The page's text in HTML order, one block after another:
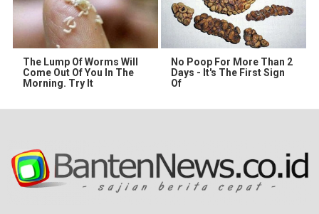
The Lump Of Worms Will
Come Out Of You In The
Morning. Try It
No Poop For More Than 2
Days - It's The First Sign
Of